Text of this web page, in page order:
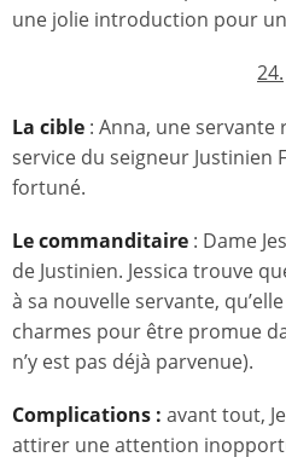
une jolie introduction pour
24.
La cible : Anna, une servante
service du seigneur Justinien
fortuné.
Le commanditaire : Dame
de Justinien. Jessica trouve
à sa nouvelle servante,
charmes pour être promue
n’y est pas déjà parvenue).
Complications : avant tout,
attirer une attention